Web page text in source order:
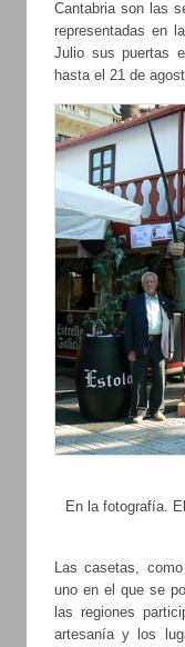
Cantabria son las
representadas en
Julio sus puertas
hasta el 21 de
En la fotografía.
Las casetas,
uno en el que se
las regiones
artesanía y los